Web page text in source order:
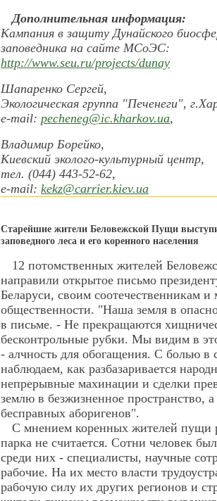
Дополнительная информация:
Кампания в защиту Дунайского
заповедника на сайте МСоЭС:
http://www.seu.ru/projects/dunay
Шапаренко Сергей,
Экологическая группа "Печенеги",
e-mail: pecheneg@ic.kharkov.ua,
Владимир Борейко,
Киевский эколого-культурный центр,
тел. (044) 443-52-62,
e-mail: kekz@carrier.kiev.ua
Старейшие жители Беловежской Пущи
заповедного леса и его коренного населения
12 потомственных жителей
направили открытое письмо
Беларуси, своим соотечественникам и
общественности. "Наша земля в
в письме. - Не прекращаются
бесконтрольные рубки. Мы видим в
- алчность для обогащения. С болью в
наблюдаем, как разбазаривается
непрерывные махинации и сделки
землю в безжизненное пространство,
бесправных аборигенов".
С мнением коренных жителей пущи
парка не считается. Сотни человек
среди них - специалисты, научные
рабочие. На их место власти
рабочую силу их других регионов и